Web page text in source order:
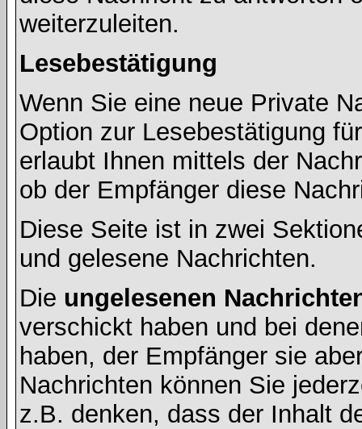
weiterzuleiten.
Lesebestätigung
Wenn Sie eine neue Private
Option zur Lesebestätigung
erlaubt Ihnen mittels der
ob der Empfänger diese
Diese Seite ist in zwei
und gelesene Nachrichten.
Die ungelesenen
verschickt haben und bei
haben, der Empfänger sie
Nachrichten können Sie
z.B. denken, dass der Inhalt